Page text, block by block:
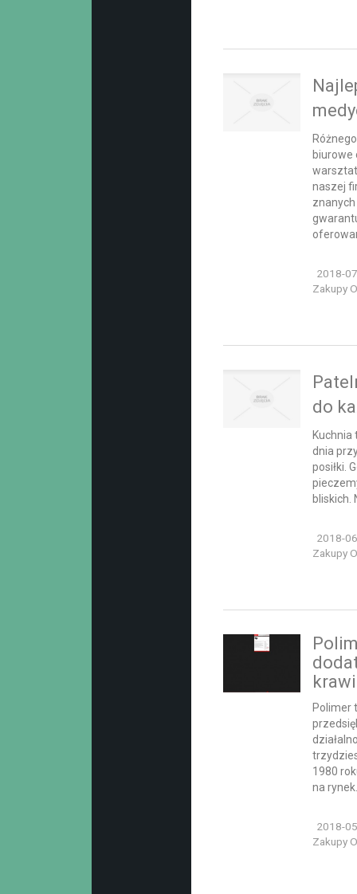
biurowe
naszej
2018-
Zakupy
do
dnia
posiłki.
bliskich.
2018-
Zakupy
Polimer
1980
na
2018-
Zakupy